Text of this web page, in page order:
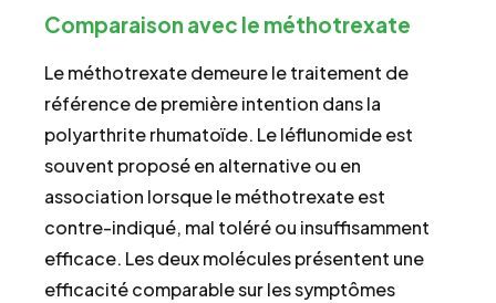
Comparaison avec le méthotrexate
Le méthotrexate demeure le traitement de
référence de première intention dans la
polyarthrite rhumatoïde. Le léflunomide est
souvent proposé en alternative ou en
association lorsque le méthotrexate est
contre-indiqué, mal toléré ou insuffisamment
efficace. Les deux molécules présentent une
efficacité comparable sur les symptômes